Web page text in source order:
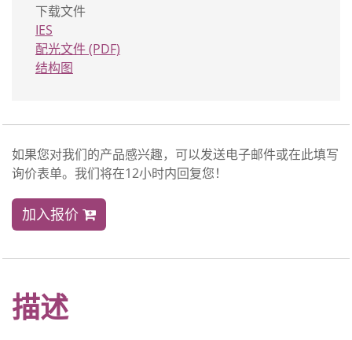
下载文件
IES
配光文件 (PDF)
结构图
如果您对我们的产品感兴趣，可以发送电子邮件或在此填写
询价表单。我们将在12小时内回复您！
加入报价
描述